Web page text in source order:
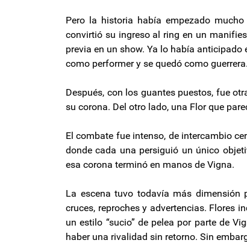
Pero la historia había empezado
convirtió su ingreso al ring en un
previa en un show. Ya lo había anticipado
como performer y se quedó como guerrera.
Después, con los guantes puestos, fue
su corona. Del otro lado, una Flor que
El combate fue intenso, de intercambio
donde cada una persiguió un único
esa corona terminó en manos de Vigna.
La escena tuvo todavía más dimensión
cruces, reproches y advertencias. Flores
un estilo “sucio” de pelea por parte de
haber una rivalidad sin retorno. Sin